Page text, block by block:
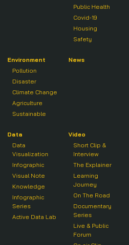
Public Health
Covid-19
Housing
Safety
Environment
Pollution
Disaster
Climate Change
Agriculture
Sustainable
News
Data
Data
Visualization
Infographic
Visual Note
Knowledge
Infographic
Series
Active Data Lab
Video
Short Clip &
Interview
The Explainer
Learning
Journey
On The Road
Documentary
Series
Live & Public
Forum